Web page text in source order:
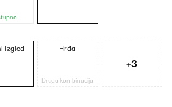
izgled Hrđa
Druga kombinacija
+3